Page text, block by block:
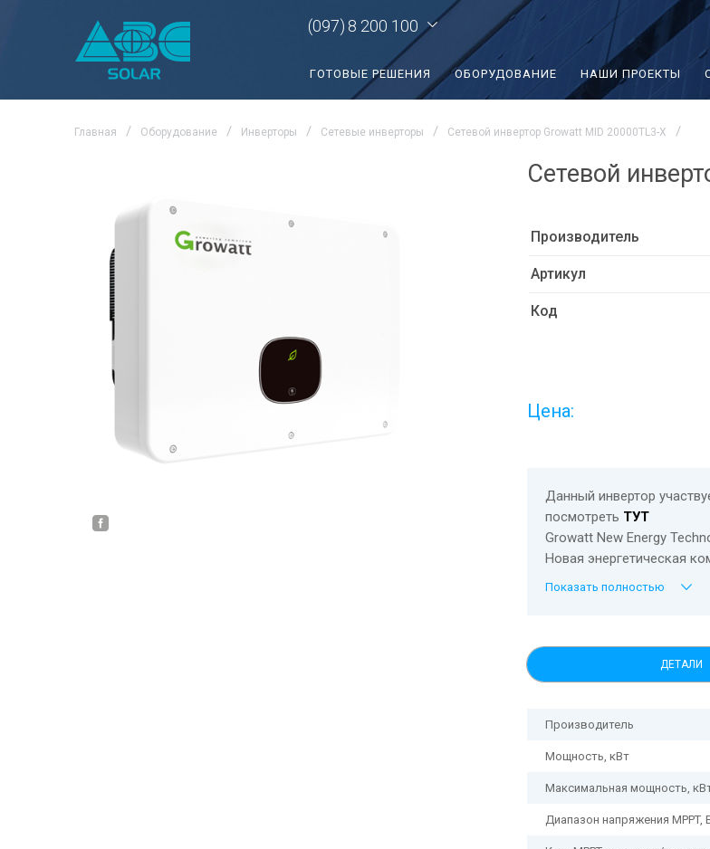
(097) 8 200 100
ГОТОВЫЕ РЕШЕНИЯ ОБОРУДОВАНИЕ НАШИ ПРОЕКТЫ
Главная Оборудование Инверторы Сетевые инверторы Сетевой инвертор Growatt MID 20000TL3-X
Сетевой
Производитель
Артикул
Код
Цена:
Данный инвертор
посмотреть ТУТ
Growatt New Energy
Новая энергетическая
системах хранения
фотоэлектрических
Преимущества
– Встроенный DC
– отслеживание ошибок
– Бестрансформаторный;
– Максимальная
Показать полностью
ДЕТАЛИ
Производитель
Мощность, кВт
Максимальная мощность,
Диапазон напряжения MPPT,